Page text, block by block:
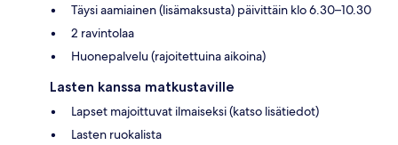
Täysi aamiainen (lisämaksusta) päivittäin klo 6.30–10.30
2 ravintolaa
Huonepalvelu (rajoitettuina aikoina)
Lasten kanssa matkustaville
Lapset majoittuvat ilmaiseksi (katso lisätiedot)
Lasten ruokalista